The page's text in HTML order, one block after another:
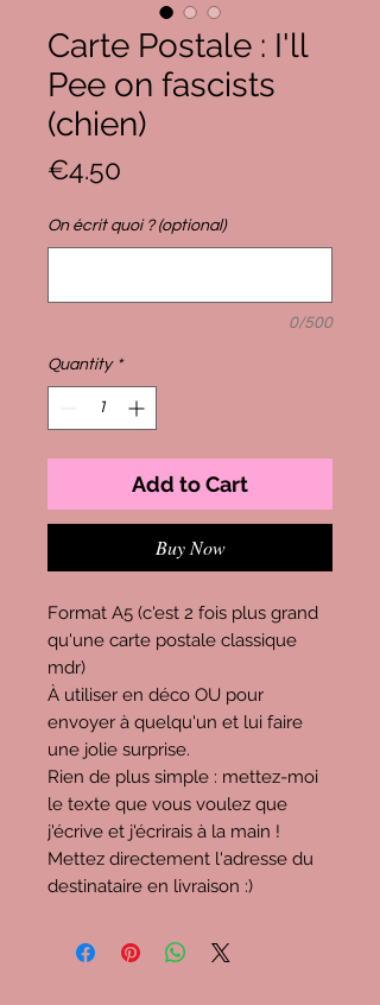
Carte Postale : I'll
Pee on fascists
(chien)
€4.50
On écrit quoi ? (optional)
0/500
Quantity *
Add to Cart
Buy Now
Format A5 (c'est 2 fois plus grand
qu'une carte postale classique
mdr)
À utiliser en déco OU pour
envoyer à quelqu'un et lui faire
une jolie surprise.
Rien de plus simple : mettez-moi
le texte que vous voulez que
j'écrive et j'écrirais à la main !
Mettez directement l'adresse du
destinataire en livraison :)